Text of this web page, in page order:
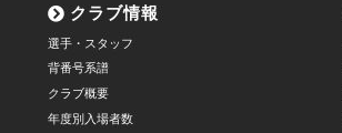
クラブ情報
選手・スタッフ
背番号系譜
クラブ概要
年度別入場者数